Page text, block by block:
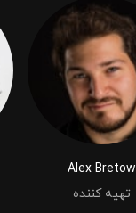
Alex Bretow
تهیه کننده